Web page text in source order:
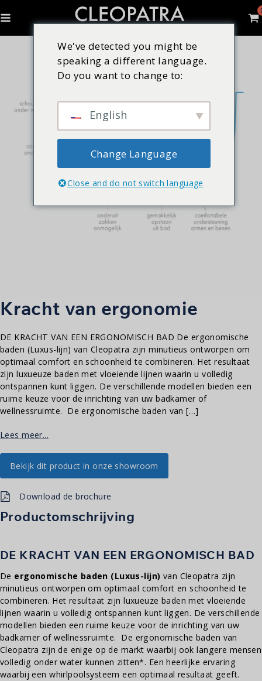
Kracht van ergonomie
DE KRACHT VAN EEN ERGONOMISCH BAD De ergonomische
baden (Luxus-lijn) van Cleopatra zijn minutieus ontworpen om
optimaal comfort en schoonheid te combineren. Het resultaat
zijn luxueuze baden met vloeiende lijnen waarin u volledig
ontspannen kunt liggen. De verschillende modellen bieden een
ruime keuze voor de inrichting van uw badkamer of
wellnessruimte. De ergonomische baden van […]
Lees meer...
Bekijk dit product in onze showroom
Download de brochure
Productomschrijving
DE KRACHT VAN EEN ERGONOMISCH BAD
De ergonomische baden (Luxus-lijn) van Cleopatra zijn
minutieus ontworpenom optimaal comfort en schoonheid te
combineren. Het resultaat zijn luxueuze baden met vloeiende
lijnen waarin u volledig ontspannen kunt liggen. De verschillende
modellen bieden een ruime keuze voor de inrichting van uw
badkamer of wellnessruimte. De ergonomische baden van
Cleopatra zijn de enige op de markt waarbij ook langere mensen
volledig onder water kunnen zitten*. Een heerlijke ervaring
waarbij een whirlpoolsysteem een ​​optimaal resultaat geeft.
We've detected you might be
speaking a different language.
Do you want to change to:
English
Change Language
Close and do not switch language